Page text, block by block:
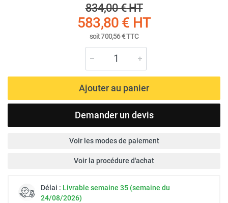
834,00 €HT
583,80 € HT
soit700,56 €TTC
Ajouter au panier
Demander un devis
Voir les modes de paiement
Voir la procédure d'achat
Délai : Livrable semaine 35 (semaine du
24/08/2026)